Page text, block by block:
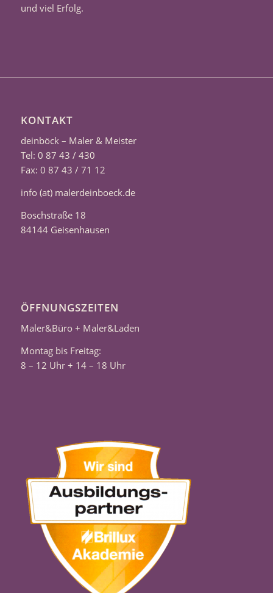
und viel Erfolg.
KONTAKT
deinböck – Maler & Meister
Tel: 0 87 43 / 430
Fax: 0 87 43 / 71 12
info (at) malerdeinboeck.de
Boschstraße 18
84144 Geisenhausen
ÖFFNUNGSZEITEN
Maler&Büro + Maler&Laden
Montag bis Freitag:
8 – 12 Uhr + 14 – 18 Uhr